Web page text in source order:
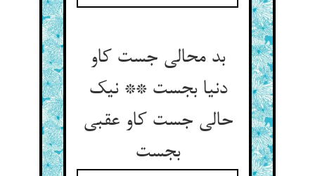
بد محالی جست کاو
دنیا بجست ** نیک
حالی جست کاو عقبی